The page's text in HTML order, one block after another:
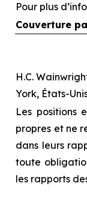
Pour plus
Couverture
H.C.
York, États-
Les positions
propres et ne
dans leurs
toute
les rapports